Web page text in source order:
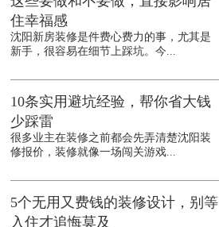
住幸福感
沈阳新房装修是件费心费力的事，尤其是
新手，很容易在细节上踩坑。今...
10条实用避坑经验，帮你省大钱
少踩雷
很多业主在装修之前都会先弄清楚沈阳装
修报价，装修就像一场闯关游戏...
5个无用又费钱的装修设计，别等
入住才追悔莫及